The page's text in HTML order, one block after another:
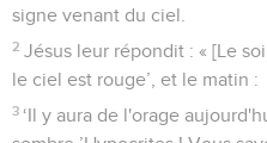
signe venant du ciel.
2 Jésus leur répondit : « [Le
le ciel est rouge’, et le matin :
3 ‘Il y aura de l'orage